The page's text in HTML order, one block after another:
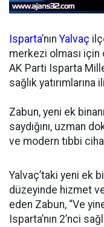
Isparta’nınYalvaç
merkezi olması için
AK Parti Isparta
sağlık
Zabun, yeni ek
saydığını, uzman
ve modern tıbbi
Yalvaç’taki yeni ek
düzeyinde hizmet
eden Zabun, “Ve
Isparta’nın 2’nci